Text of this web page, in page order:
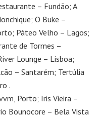
– Fundão; A
O Buke –
Páteo Velho – Lagos;
de Tormes –
Lounge – Lisboa;
– Santarém; Tertúlia
.
Porto; Iris Vieira –
Bounocore – Bela Vista